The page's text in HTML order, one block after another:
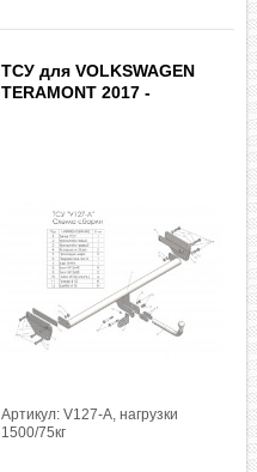
ТСУ для VOLKSWAGEN
TERAMONT 2017 -
Артикул: V127-A, нагрузки
1500/75кг